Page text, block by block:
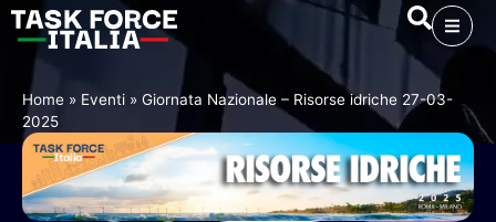
Home » Eventi » Giornata Nazionale – Risorse idriche 27-03-
2025